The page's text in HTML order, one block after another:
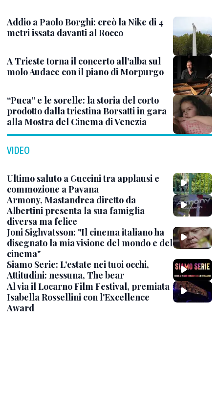
Addio a Paolo Borghi: creò la Nike di 4
metri issata davanti al Rocco
A Trieste torna il concerto all’alba sul
molo Audace con il piano di Morpurgo
“Puca” e le sorelle: la storia del corto
prodotto dalla triestina Borsatti in gara
alla Mostra del Cinema di Venezia
VIDEO
Ultimo saluto a Guccini tra applausi e
commozione a Pavana
Armony, Mastandrea diretto da
Albertini presenta la sua famiglia
diversa ma felice
Joni Sighvatsson: "Il cinema italiano ha
disegnato la mia visione del mondo e del
cinema"
Siamo Serie: L'estate nei tuoi occhi,
Attitudini: nessuna, The bear
Al via il Locarno Film Festival, premiata
Isabella Rossellini con l'Excellence
Award